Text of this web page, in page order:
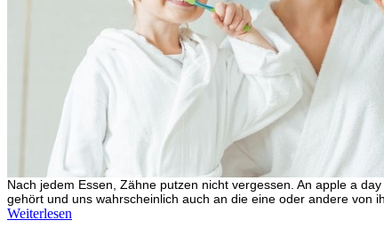
Nach jedem Essen, Zähne putzen nicht vergessen. An apple a
gehört und uns wahrscheinlich auch an die eine oder andere von
Weiterlesen